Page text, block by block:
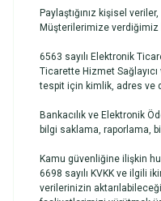
Paylaştığınız kişisel veriler,
Müşterilerimize
6563 sayılı Elektronik
Ticarette Hizmet
tespit için kimlik, adres ve
Bankacılık ve Elektronik
bilgi saklama, raporlama,
Kamu güvenliğine ilişkin
6698 sayılı KVKK ve ilgili
verilerinizin